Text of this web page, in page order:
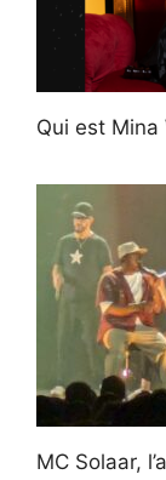
Qui est Mina
MC Solaar,